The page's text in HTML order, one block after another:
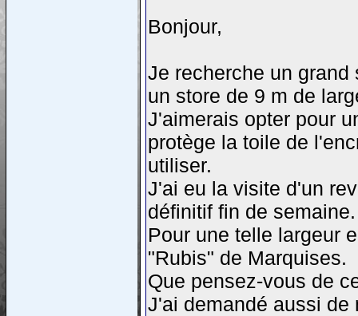
Bonjour,
Je recherche un
un store de 9 m de
J'aimerais opter pour
protège la toile de
utiliser.
J'ai eu la visite d'un
définitif fin de semaine.
Pour une telle largeur
"Rubis" de Marquises.
Que pensez-vous de
J'ai demandé aussi de